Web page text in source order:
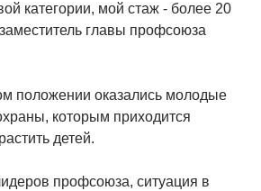
категории, мой стаж - более 20
главы профсоюза
положении оказались молодые
которым приходится
детей.
профсоюза, ситуация в